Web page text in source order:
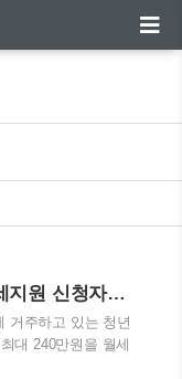
서울시 청년월세지원 신청자격 및 방법
거주하고 있는 청년
대 240만원을 월세
실시하고 있습니다.